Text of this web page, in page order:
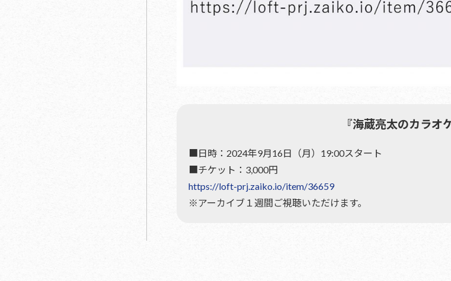
『海蔵亮太のカラオ
■日時：2024年9月16日（月）19:00スタート
■チケット：3,000円
https://loft-prj.zaiko.io/item/36659
※アーカイブ１週間ご視聴いただけます。